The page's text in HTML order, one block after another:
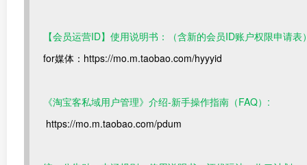
【会员运营ID】使用说明书：（含新的会员ID账户权限申请表
for媒体：https://mo.m.taobao.com/hyyyid
《淘宝客私域用户管理》介绍-新手操作指南（FAQ）:
https://mo.m.taobao.com/pdum